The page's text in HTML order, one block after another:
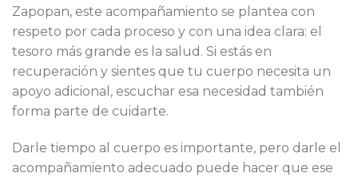
Zapopan, este acompañamiento se plantea con
respeto por cada proceso y con una idea clara: el
tesoro más grande es la salud. Si estás en
recuperación y sientes que tu cuerpo necesita un
apoyo adicional, escuchar esa necesidad también
forma parte de cuidarte.
Darle tiempo al cuerpo es importante, pero darle el
acompañamiento adecuado puede hacer que ese